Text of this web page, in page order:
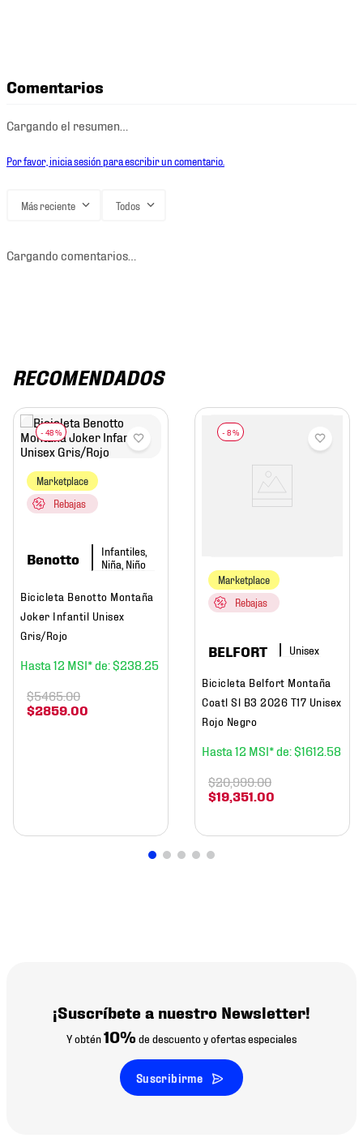
Comentarios
Cargando el resumen…
Por favor, inicia sesión para escribir un comentario.
Más reciente Todos
Cargando comentarios…
RECOMENDADOS
- 48 %
Marketplace
Rebajas
Benotto
Infantiles,
Niña, Niño
Bicicleta Benotto Montaña
Joker Infantil Unisex
Gris/Rojo
12 $238 25
$2859.00
$5465.00
- 8 %
Marketplace
Rebajas
BELFORT
Bicicleta Belfort Montaña
Coatl Sl B3 2026 T17 Unisex
Rojo Negro
12 $1612 58
$19,351.00
$20,999.00
¡Suscríbete a nuestro Newsletter!
Y obtén10% de descuento y ofertas especiales
Suscribirme